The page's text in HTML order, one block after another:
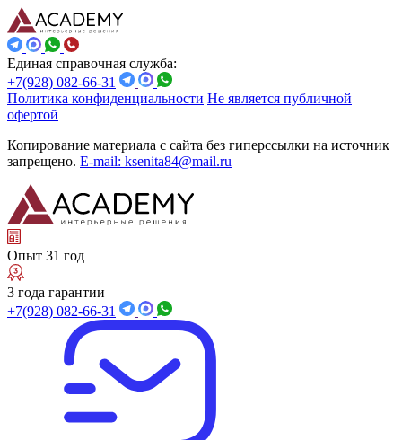
Единая справочная служба:
+7(928) 082-66-31
Политика конфиденциальности Не является публичной
офертой
Копирование материала с сайта без гиперссылки на источник
запрещено. E-mail: ksenita84@mail.ru
Опыт 31 год
3 года гарантии
+7(928) 082-66-31